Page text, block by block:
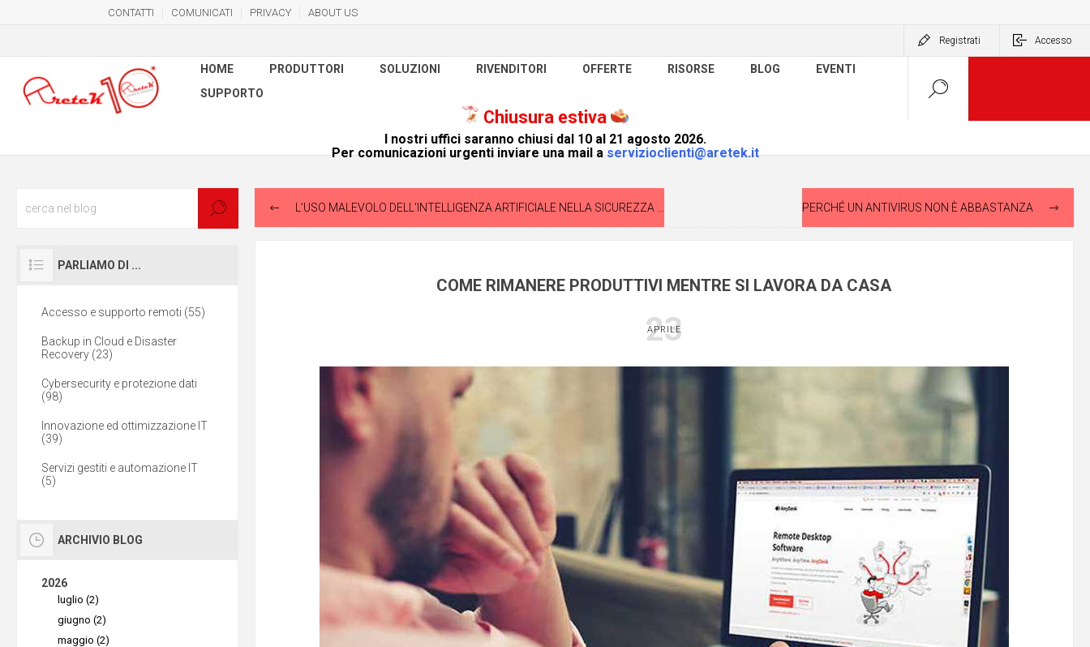
CONTATTI COMUNICATI PRIVACY ABOUT US
Registrati Accesso
HOME PRODUTTORI SOLUZIONI RIVENDITORI OFFERTE RISORSE BLOG
EVENTI
SUPPORTO
Chiusura estiva
I nostri uffici saranno chiusi dal 10 al 21 agosto 2026.
Per comunicazioni urgenti inviare una mail aservizioclienti@aretek.it
L'USO MALEVOLO DELL'INTELLIGENZA ARTIFICIALE NELLA SICUREZZA INFORMATICA PERCHÉ UN ANTIVIRUS NON È ABBASTANZA
COME RIMANERE PRODUTTIVI MENTRE SI LAVORA DA CASA
23
APRILE
PARLIAMO DI ...
Accesso e supporto remoti (55)
Backup in Cloud e Disaster
Recovery (23)
Cybersecurity e protezione dati
(98)
Innovazione ed ottimizzazione IT
(39)
Servizi gestiti e automazione IT
(5)
ARCHIVIO BLOG
2026
luglio (2)
giugno (2)
maggio (2)